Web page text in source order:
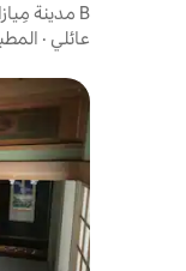
فيلا
صوت أمواج
الجميل
عائلي ·